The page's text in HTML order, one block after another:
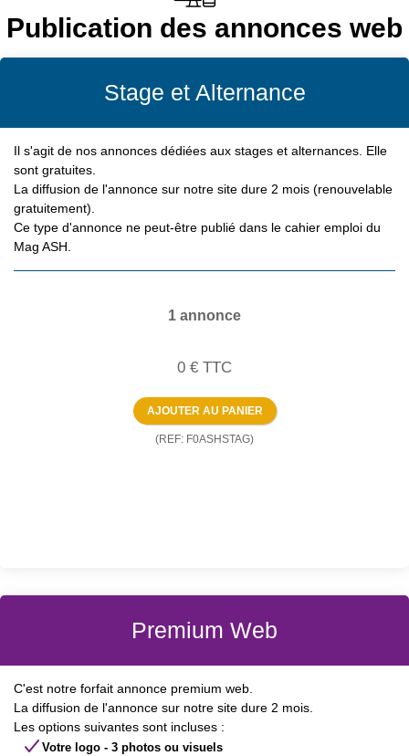
Publication des annonces web
Stage et Alternance
Il s'agit de nos annonces dédiées aux stages et alternances. Elle
sont gratuites.
La diffusion de l'annonce sur notre site dure 2 mois (renouvelable
gratuitement).
Ce type d'annonce ne peut-être publié dans le cahier emploi du
Mag ASH.
1 annonce
0 € TTC
(REF: F0ASHSTAG)
Premium Web
C'est notre forfait annonce premium web.
La diffusion de l'annonce sur notre site dure 2 mois.
Les options suivantes sont incluses :
Votre logo - 3 photos ou visuels